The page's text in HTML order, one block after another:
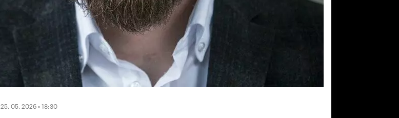
25. 05. 2026 • 18:30